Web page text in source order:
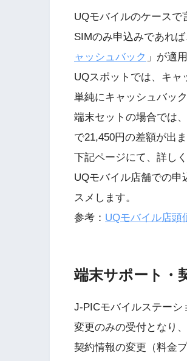
UQモバイルのケースで
SIMのみ申込みであれ
ャッシュバック 」が適用
UQスポットでは、キャ
単純にキャッシュバッ
端末セットの場合では
で21,450円の差額が出
下記ページにて、詳し
UQモバイル店舗での申
スメします。
参考： UQモバイル店頭
端末サポート・
J-PICモバイルステー
変更のみの受付となり
契約情報の変更（料金